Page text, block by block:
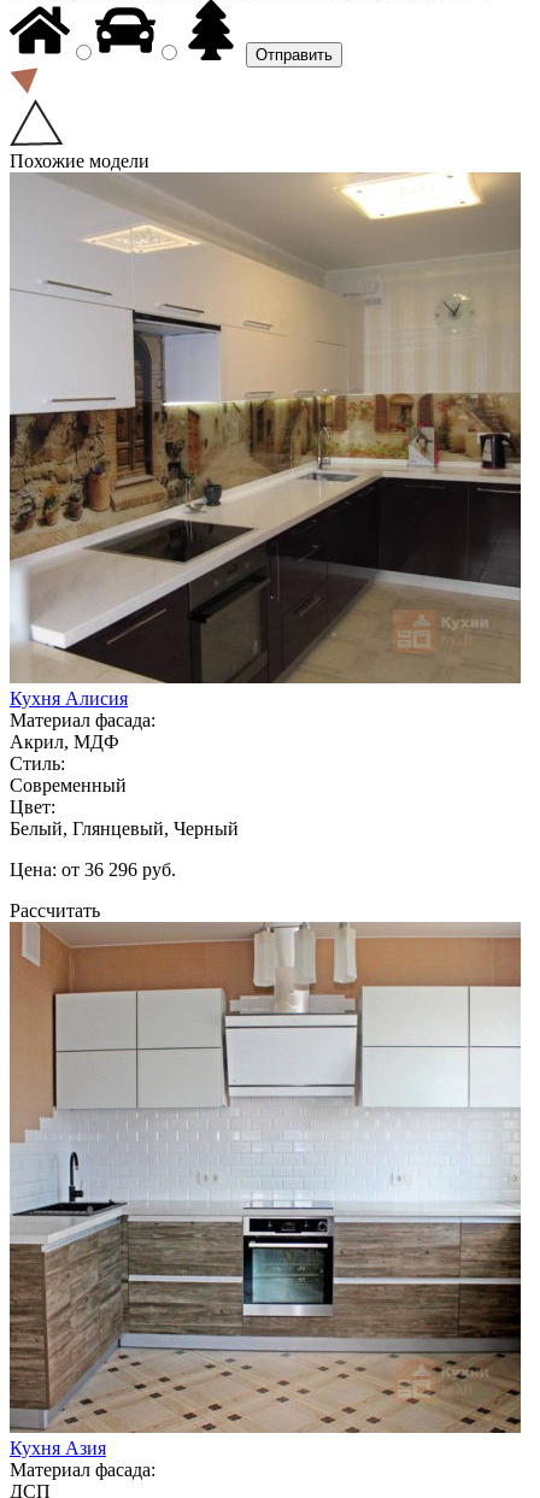
Похожие модели
Кухня Алисия
Материал фасада:
Акрил, МДФ
Стиль:
Современный
Цвет:
Белый, Глянцевый, Черный
Цена: от 36 296 руб.
Рассчитать
Кухня Азия
Материал фасада:
ДСП